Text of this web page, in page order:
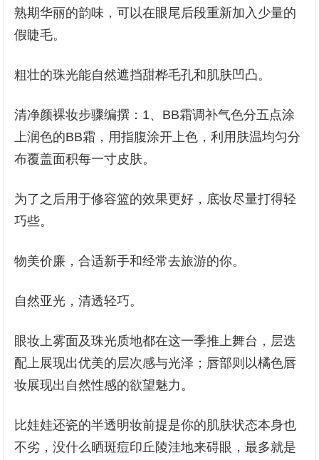
熟期华丽的韵味，可以在眼尾后段重新加入少量的
假睫毛。
粗壮的珠光能自然遮挡甜桦毛孔和肌肤凹凸。
清净颜裸妆步骤编撰：1、BB霜调补气色分五点涂
上润色的BB霜，用指腹涂开上色，利用肤温均匀分
布覆盖面积每一寸皮肤。
为了之后用于修容篮的效果更好，底妆尽量打得轻
巧些。
物美价廉，合适新手和经常去旅游的你。
自然亚光，清透轻巧。
眼妆上雾面及珠光质地都在这一季推上舞台，层迭
配上展现出优美的层次感与光泽；唇部则以橘色唇
妆展现出自然性感的欲望魅力。
比娃娃还瓷的半透明妆前提是你的肌肤状态本身也
不劣，没什么晒斑痘印丘陵洼地来碍眼，最多就是